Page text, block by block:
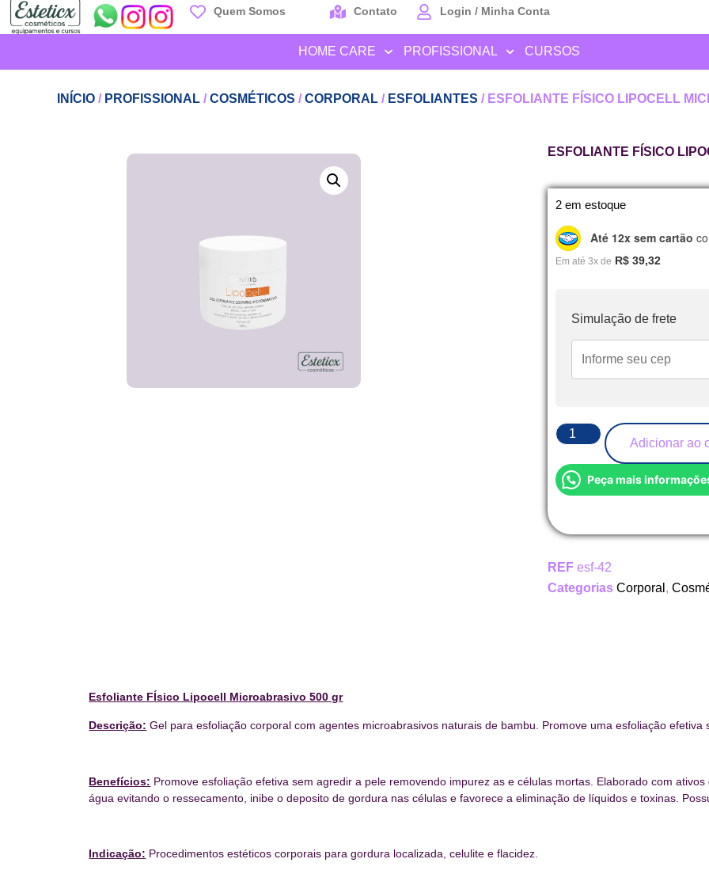
Quem Somos Contato Login / Minha Conta
HOME CARE PROFISSIONAL CURSOS
INÍCIO / PROFISSIONAL /COSMÉTICOS /CORPORAL / ESFOLIANTES / ESFOLIANTE FÍSICO LIPOCELL
ESFOLIANTE FÍSICO
2 em estoque
Até 12x sem cartão
Em até 3x de R$ 39,32
Simulação de frete
Adicionar ao
Peça mais
REF esf-42
Categorias Corporal ,
Esfoliante FÍsico Lipocell Microabrasivo 500 gr
Descrição: Gel para esfoliação corporal com agentes microabrasivos naturais de bambu. Promove uma esfoliação efetiva
Benefícios: Promove esfoliação efetiva sem agredir a pele removendo impurez as e células mortas. Elaborado com
água evitando o ressecamento, inibe o deposito de gordura nas células e favorece a eliminação de líquidos e toxinas.
Indicação: Procedimentos estéticos corporais para gordura localizada, celulite e flacidez.